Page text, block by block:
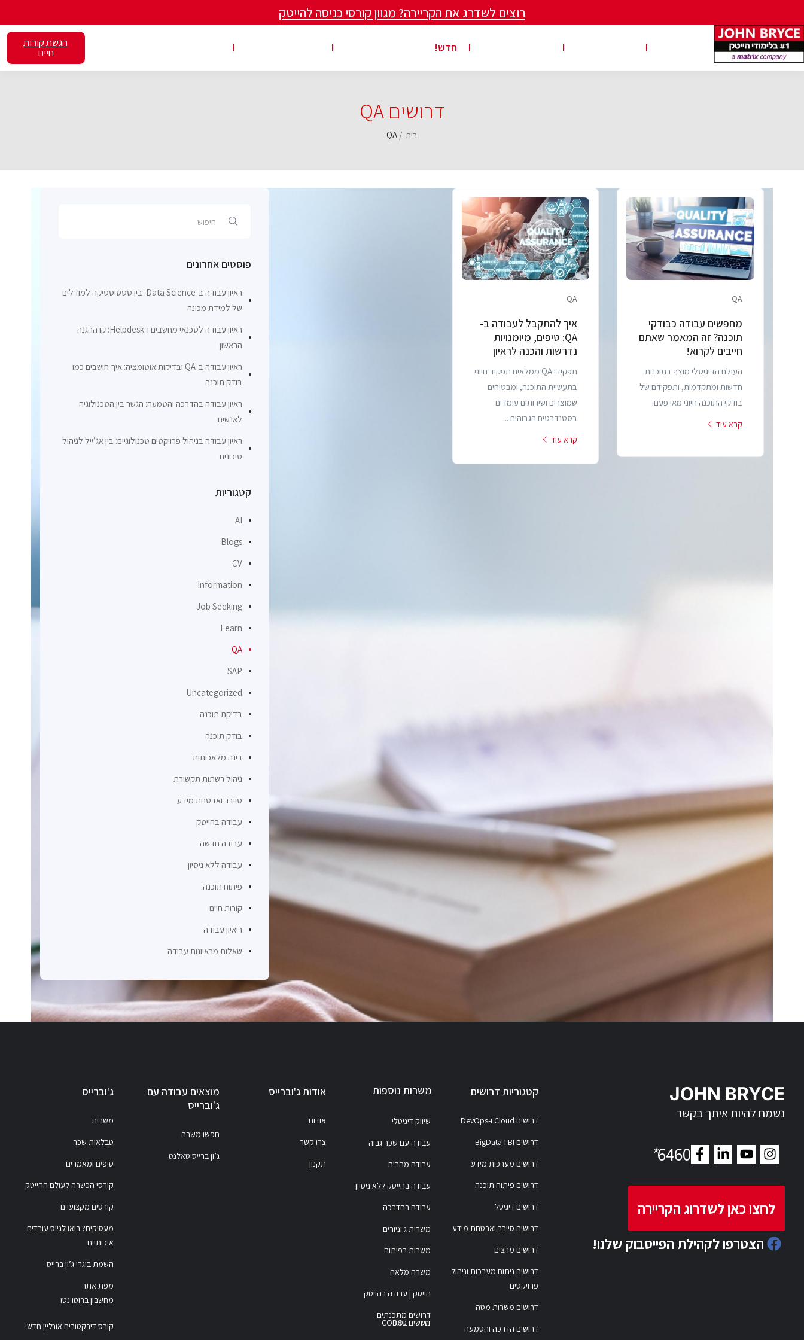
רוצים לשדרג את הקריירה? מגוון קורסי כניסה להייטק
חדש! הגשת קורות
חיים
דרושים QA
בית QA
QA
מחפשים עבודה כבודקי
תוכנה? זה המאמר שאתם
חייבים לקרוא!
העולם הדיגיטלי מוצף בתוכנות
חדשות ומתקדמות, ותפקידם של
בודקי התוכנה חיוני מאי פעם.
קרא עוד
QA
איך להתקבל לעבודה ב-
QA: טיפים, מיומנויות
נדרשות והכנה לראיון
תפקידי QA ממלאים תפקיד חיוני
בתעשיית התוכנה, ומבטיחים
שמוצרים ושירותים עומדים
בסטנדרטים הגבוהים ...
קרא עוד
פוסטים אחרונים
ראיון עבודה ב-Data Science: בין סטטיסטיקה למודלים
של למידת מכונה
ראיון עבודה לטכנאי מחשבים ו-Helpdesk: קו ההגנה
הראשון
ראיון עבודה ב-QA ובדיקות אוטומציה: איך חושבים כמו
בודק תוכנה
ראיון עבודה בהדרכה והטמעה: הגשר בין הטכנולוגיה
לאנשים
ראיון עבודה בניהול פרויקטים טכנולוגיים: בין אג’ייל לניהול
סיכונים
קטגוריות
AI
Blogs
CV
Information
Job Seeking
Learn
QA
SAP
Uncategorized
בדיקת תוכנה
בודק תוכנה
בינה מלאכותית
ניהול רשתות תקשורת
סייבר ואבטחת מידע
עבודה בהייטק
עבודה חדשה
עבודה ללא ניסיון
פיתוח תוכנה
קורות חיים
ריאיון עבודה
שאלות מראיונות עבודה
JOHN BRYCE
נשמח להיות איתך בקשר
6460
*
לחצו כאן לשדרוג הקריירה
הצטרפו לקהילת הפייסבוק שלנו!
קטגוריות דרושים
דרושים Cloud ו-DevOps
דרושים BI ו-BigData
דרושים מערכות מידע
דרושים פיתוח תוכנה
דרושים דיגיטל
דרושים סייבר ואבטחת מידע
דרושים מרצים
דרושים ניתוח מערכות וניהול
פרויקטים
דרושים משרות מטה
דרושים הדרכה והטמעה
משרות נוספות
שיווק דיגיטלי
עבודה עם שכר גבוה
עבודה מהבית
עבודה בהייטק ללא ניסיון
עבודה בהדרכה
משרות ג'וניורים
משרות בפיתוח
משרה מלאה
הייטק | עבודה בהייטק
דרושים מתכנתים
דרושים סאפ
משרות COBOL
אודות ג'וברייס
אודות
צרו קשר
תקנון
מוצאים עבודה עם
ג'וברייס
חפשו משרה
ג’ון ברייס טאלנט
ג'וברייס
משרות
טבלאות שכר
טיפים ומאמרים
קורסי הכשרה לעולם ההייטק
קורסים מקצועיים
מעסיקים? בואו לגייס עובדים
איכותיים
השמת בוגרי ג’ון ברייס
מפת אתר
מחשבון ברוטו נטו
קורס דירקטורים אונליין חדש!